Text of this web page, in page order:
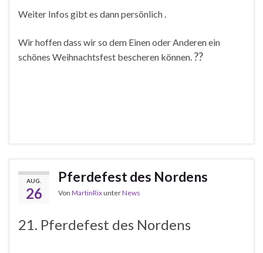
Weiter Infos gibt es dann persönlich .
Wir hoffen dass wir so dem Einen oder Anderen ein
schönes Weihnachtsfest bescheren können. ??
AUG.
26
Pferdefest des Nordens
Von MartinRixunterNews
21. Pferdefest des Nordens